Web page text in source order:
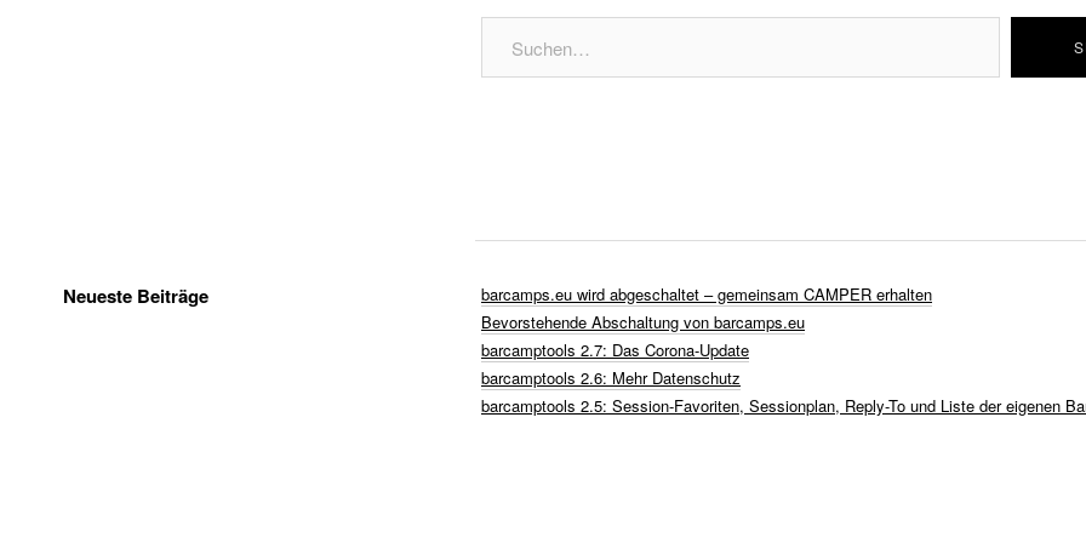
Neueste Beiträge
barcamps.eu wird abgeschaltet – gemeinsam CAMPER erhalten
Bevorstehende Abschaltung von barcamps.eu
barcamptools 2.7: Das Corona-Update
barcamptools 2.6: Mehr Datenschutz
barcamptools 2.5: Session-Favoriten, Sessionplan, Reply-To und Liste der eigenen